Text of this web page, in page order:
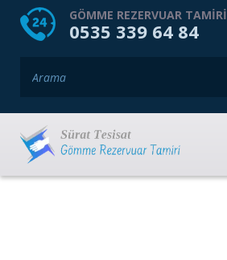
HOME HAKKIMIZDA
GÖMME REZERVUAR TAMIRI
0535 339 64 84